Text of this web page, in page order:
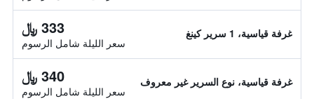
غرفة قياسية، 1 سرير كينغ 333 ﷼
سعر الليلة شامل الرسوم
غرفة قياسية، نوع السرير غير معروف 340 ﷼
سعر الليلة شامل الرسوم